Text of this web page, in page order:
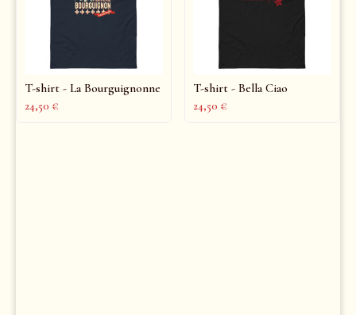
T-shirt - La Bourguignonne
24,50 €
T-shirt - Bella Ciao
24,50 €